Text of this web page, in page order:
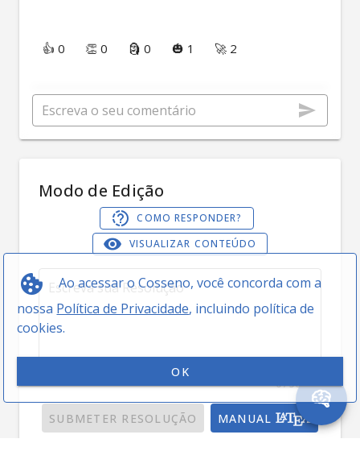
Ao acessar o Cosseno, você concorda com a
nossa Política de Privacidade, incluindo política de
cookies.
OK
👍 0 👏 0 🗿 0 🎃 1 🚀 2
Modo de Edição
COMO RESPONDER?
VISUALIZAR CONTEÚDO
0 / 5000
SUBMETER RESOLUÇÃO MANUAL